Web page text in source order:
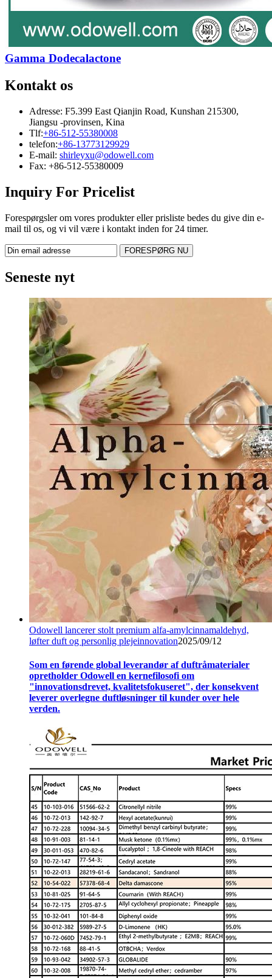
Gamma Dodecalactone
Kontakt os
Adresse: F5.399 East Qianjin Road, Kunshan 215300,
Jiangsu -provinsen, Kina
Tlf:+86-512-55380008
telefon:+86-13773129929
E-mail: shirleyxu@odowell.com
Fax: +86-512-55380009
Inquiry For Pricelist
Forespørgsler om vores produkter eller prisliste bedes du give din e-
mail til os, og vi vil være i kontakt inden for 24 timer.
Seneste nyt
Odowell lancerer stolt premium alfa-amylcinnamaldehyd,
løfter duft og personlig plejeinnovation2025/09/12
Som en førende global leverandør af duftråmaterialer
opretholder Odowell en kernefilosofi om
"innovationsdrevet, kvalitetsfokuseret", der konsekvent
leverer overlegne duftløsninger til kunder over hele
verden.